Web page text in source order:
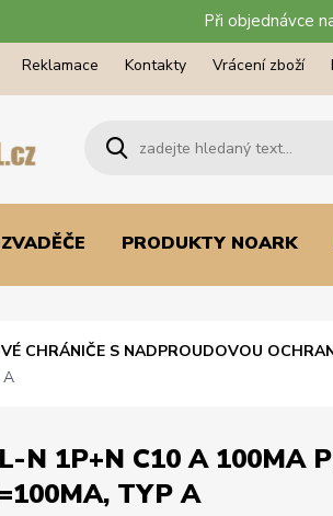
Při objednávce
Reklamace Kontakty Vrácení zboží
PRODUKTY NOARK
CHRÁNIČE S NADPROUDOVOU
A
N 1P+N C10 A 100MA
TYP A